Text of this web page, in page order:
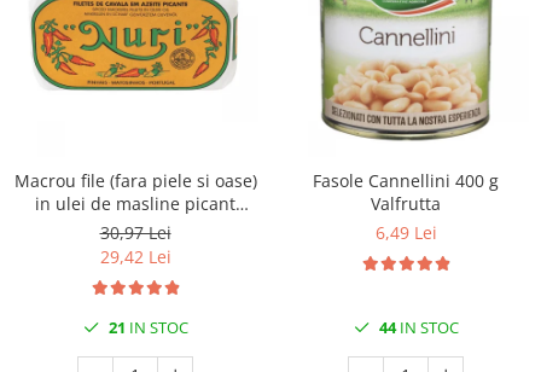
Macrou file (fara piele si oase)
in ulei de masline picant
125gr Nuri
30,97 Lei
29,42 Lei
21 IN STOC
Fasole Cannellini 400 g
Valfrutta
6,49 Lei
44IN STOC